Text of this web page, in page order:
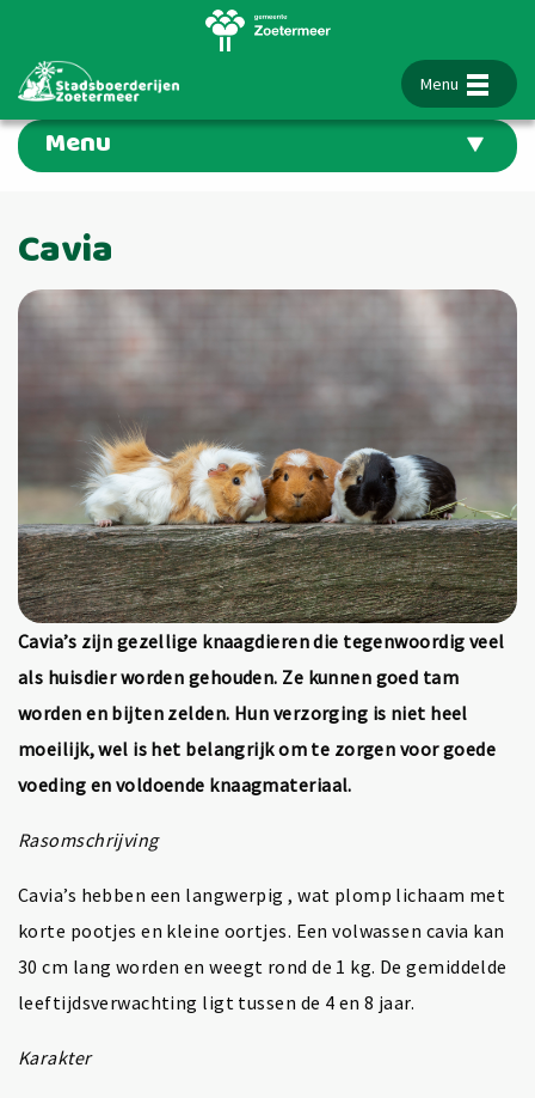
Menu
Menu
Cavia
Cavia’s zijn gezellige knaagdieren die tegenwoordig veel
als huisdier worden gehouden. Ze kunnen goed tam
worden en bijten zelden. Hun verzorging is niet heel
moeilijk, wel is het belangrijk om te zorgen voor goede
voeding en voldoende knaagmateriaal.
Rasomschrijving
Cavia’s hebben een langwerpig , wat plomp lichaam met
korte pootjes en kleine oortjes. Een volwassen cavia kan
30 cm lang worden en weegt rond de 1 kg. De gemiddelde
leeftijdsverwachting ligt tussen de 4 en 8 jaar.
Karakter